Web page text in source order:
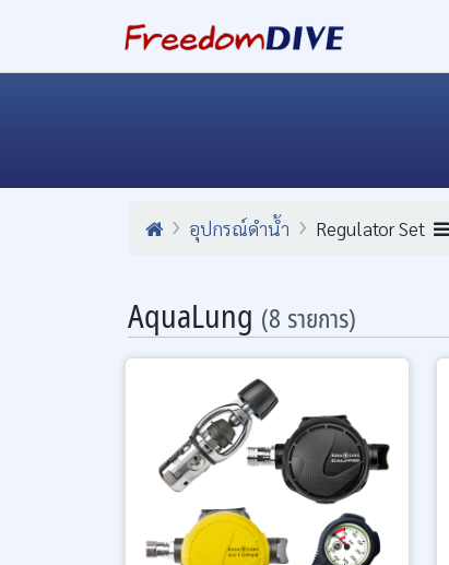
อุปกรณ์ดำน้ำ Regulator Set
AquaLung (8 รายการ)